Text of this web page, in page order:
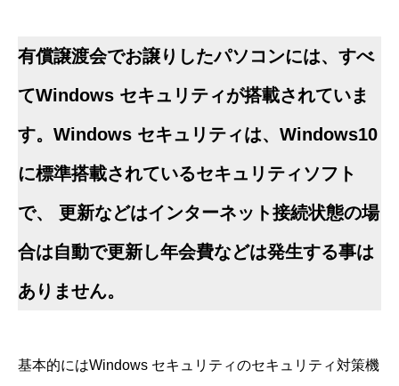
有償譲渡会でお譲りしたパソコンには、すべ
てWindows セキュリティが搭載されていま
す。Windows セキュリティは、Windows10
に標準搭載されているセキュリティソフト
で、 更新などはインターネット接続状態の場
合は自動で更新し年会費などは発生する事は
ありません。
基本的にはWindows セキュリティのセキュリティ対策機